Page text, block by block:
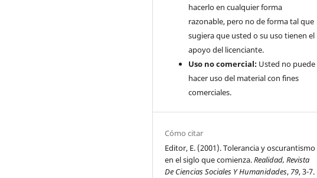
hacerlo en cualquier forma
razonable, pero no de forma tal que
sugiera que usted o su uso tienen el
apoyo del licenciante.
Uso no comercial: Usted no puede
hacer uso del material con fines
comerciales.
Cómo citar
Editor, E. (2001). Tolerancia y oscurantismo
en el siglo que comienza.Realidad, Revista
De Ciencias Sociales Y Humanidades, 79, 3-7.